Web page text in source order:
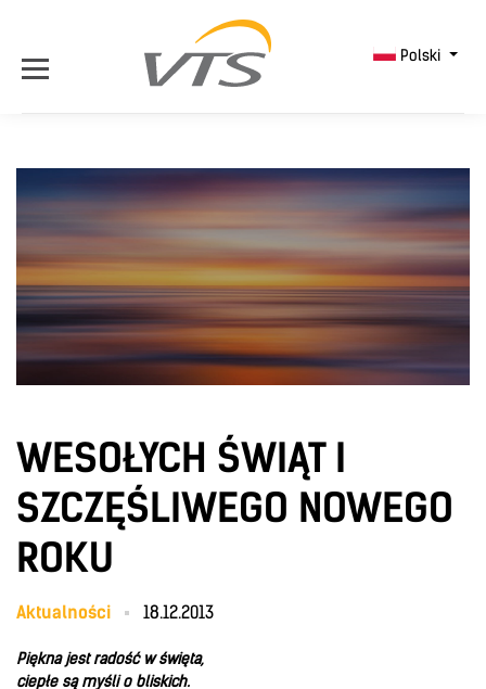
Polski
WESOŁYCH ŚWIĄT I
SZCZĘŚLIWEGO NOWEGO
ROKU
Aktualności 18.12.2013
Piękna jest radość w święta,
ciepłe są myśli o bliskich.